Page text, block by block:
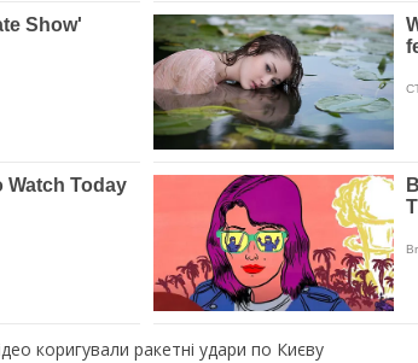
коригували ракетні удари по Києву